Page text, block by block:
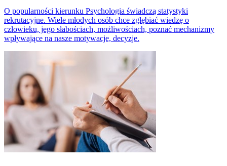
O popularności kierunku Psychologia świadczą statystyki
rekrutacyjne. Wiele młodych osób chce zgłębiać wiedzę o
człowieku, jego słabościach, możliwościach, poznać mechanizmy
wpływające na nasze motywacje, decyzje.